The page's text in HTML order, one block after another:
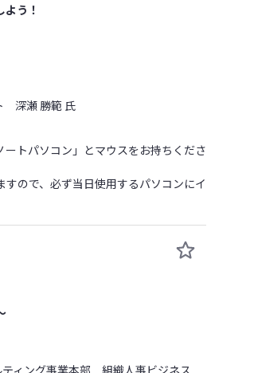
う！
深瀬 勝範 氏
トパソコン」とマウスをお持ちくださ
ので、必ず当日使用するパソコンにイ
ィング事業本部 組織人事ビジネス